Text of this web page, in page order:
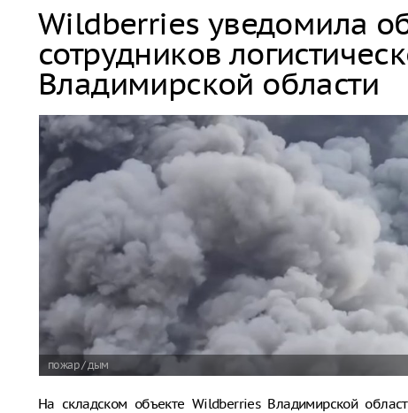
Wildberries уведомила
сотрудников
Владимирской области
пожар / дым
На складском объекте Wildberries Владимирской